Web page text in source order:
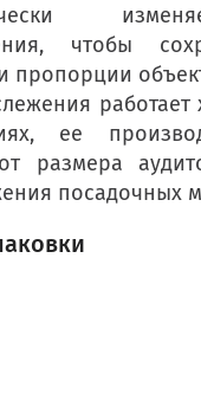
чтобы
пропорции
ее
размера
посадочных